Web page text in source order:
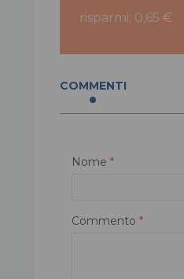
risparmi: 0,65 €
COMMENTI
Nome *
Commento *